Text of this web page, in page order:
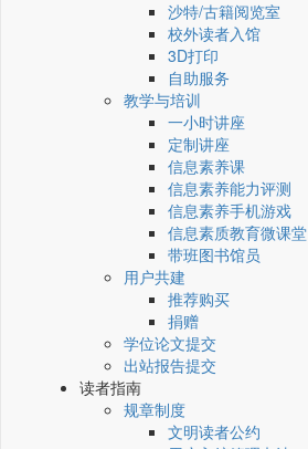
沙特/古籍阅览室
校外读者入馆
3D打印
自助服务
教学与培训
一小时讲座
定制讲座
信息素养课
信息素养能力评测
信息素养手机游戏
信息素质教育微课堂
带班图书馆员
用户共建
推荐购买
捐赠
学位论文提交
出站报告提交
读者指南
规章制度
文明读者公约